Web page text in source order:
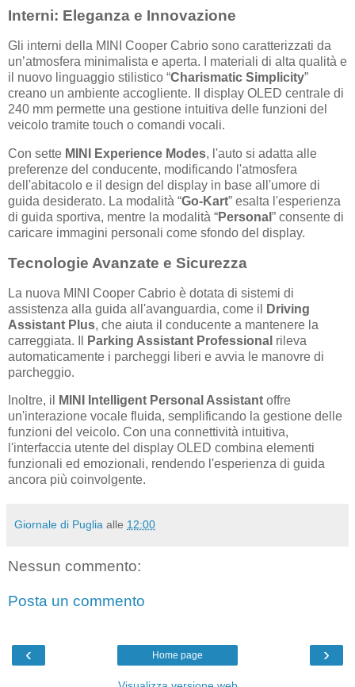
Interni: Eleganza e Innovazione
Gli interni della MINI Cooper Cabrio sono caratterizzati da
un’atmosfera minimalista e aperta. I materiali di alta qualità e
il nuovo linguaggio stilistico “Charismatic Simplicity”
creano un ambiente accogliente. Il display OLED centrale di
240 mm permette una gestione intuitiva delle funzioni del
veicolo tramite touch o comandi vocali.
Con sette MINI Experience Modes, l'auto si adatta alle
preferenze del conducente, modificando l'atmosfera
dell'abitacolo e il design del display in base all'umore di
guida desiderato. La modalità “Go-Kart” esalta l'esperienza
di guida sportiva, mentre la modalità “Personal ” consente di
caricare immagini personali come sfondo del display.
Tecnologie Avanzate e Sicurezza
La nuova MINI Cooper Cabrio è dotata di sistemi di
assistenza alla guida all'avanguardia, come il
Driving
Assistant Plus, che aiuta il conducente a mantenere la
carreggiata. Il
Parking Assistant Professional rileva
automaticamente i parcheggi liberi e avvia le manovre di
parcheggio.
Inoltre, il MINI Intelligent Personal Assistant offre
un'interazione vocale fluida, semplificando la gestione delle
funzioni del veicolo. Con una connettività intuitiva,
l'interfaccia utente del display OLED combina elementi
funzionali ed emozionali, rendendo l'esperienza di guida
ancora più coinvolgente.
Giornale di Puglia alle 12:00
Nessun commento:
Posta un commento
‹ ›
Home page